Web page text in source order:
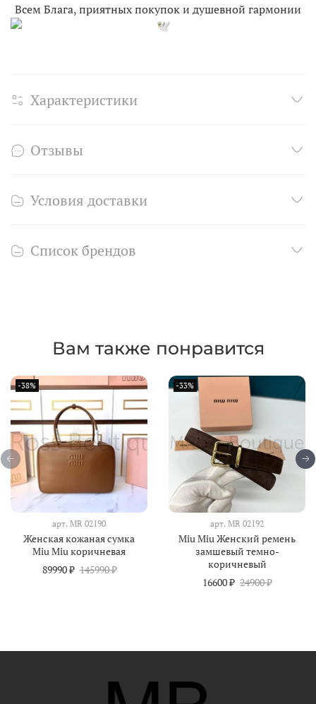
Всем Блага, приятных покупок и душевной гармонии
Характеристики
Отзывы
Условия доставки
Список брендов
Вам также понравится
-38%
арт. MR 02190
Женская кожаная сумка
Miu Miu коричневая
89990 ₽ 145990 ₽
-33%
арт. MR 02192
Miu Miu Женский ремень
замшевый темно-
коричневый
16600 ₽ 24900 ₽